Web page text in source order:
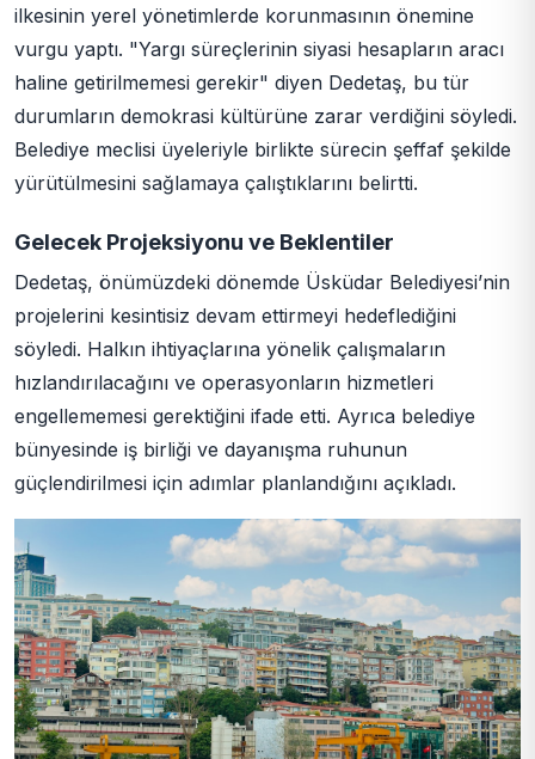
ilkesinin yerel yönetimlerde korunmasının önemine
vurgu yaptı. "Yargı süreçlerinin siyasi hesapların aracı
haline getirilmemesi gerekir" diyen Dedetaş, bu tür
durumların demokrasi kültürüne zarar verdiğini söyledi.
Belediye meclisi üyeleriyle birlikte sürecin şeffaf şekilde
yürütülmesini sağlamaya çalıştıklarını belirtti.
Gelecek Projeksiyonu ve Beklentiler
Dedetaş, önümüzdeki dönemde Üsküdar Belediyesi’nin
projelerini kesintisiz devam ettirmeyi hedeflediğini
söyledi. Halkın ihtiyaçlarına yönelik çalışmaların
hızlandırılacağını ve operasyonların hizmetleri
engellememesi gerektiğini ifade etti. Ayrıca belediye
bünyesinde iş birliği ve dayanışma ruhunun
güçlendirilmesi için adımlar planlandığını açıkladı.